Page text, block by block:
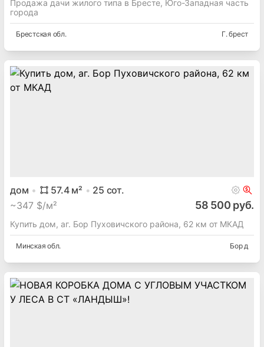
Продажа дачи жилого типа в Бресте, Юго-Западная часть
города
Брестская обл. Г. брест
дом 57.4м² 25 сот.
~347 $/м² 58 500 руб.
Купить дом, аг. Бор Пуховичского района, 62 км от МКАД
Минская обл. Бор д